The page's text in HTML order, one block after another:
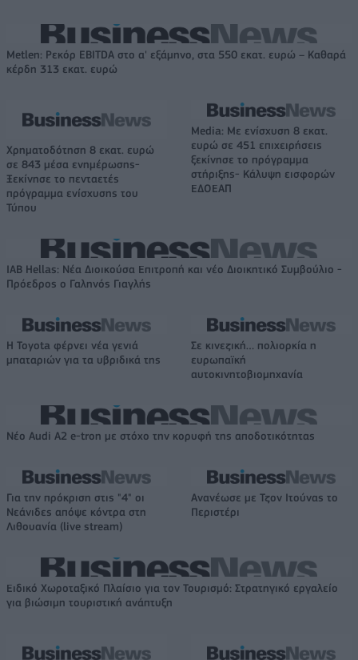
Metlen: Ρεκόρ EBITDA στο α' εξάμηνο, στα 550 εκατ. ευρώ – Καθαρά
κέρδη 313 εκατ. ευρώ
Χρηματοδότηση 8 εκατ. ευρώ
σε 843 μέσα ενημέρωσης-
Ξεκίνησε το πενταετές
πρόγραμμα ενίσχυσης του
Τύπου
Media: Με ενίσχυση 8 εκατ.
ευρώ σε 451 επιχειρήσεις
ξεκίνησε το πρόγραμμα
στήριξης- Κάλυψη εισφορών
ΕΔΟΕΑΠ
IAB Hellas: Νέα Διοικούσα Επιτροπή και νέο Διοικητικό Συμβούλιο -
Πρόεδρος ο Γαληνός Γιαγλής
Η Toyota φέρνει νέα γενιά
μπαταριών για τα υβριδικά της
Σε κινεζική… πολιορκία η
ευρωπαϊκή
αυτοκινητοβιομηχανία
Νέο Audi A2 e-tron με στόχο την κορυφή της αποδοτικότητας
Για την πρόκριση στις "4" οι
Νεάνιδες απόψε κόντρα στη
Λιθουανία (live stream)
Ανανέωσε με Τζον Ιτούνας το
Περιστέρι
Ειδικό Χωροταξικό Πλαίσιο για τον Τουρισμό: Στρατηγικό εργαλείο
για βιώσιμη τουριστική ανάπτυξη